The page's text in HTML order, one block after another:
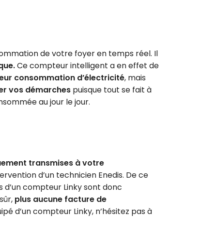
de votre foyer en temps réel. Il
Ce compteur intelligent a en effet de
consommation d’électricité, mais
vos démarches puisque tout se fait à
au jour le jour.
transmises à votre
d’un technicien Enedis. De ce
d’un compteur Linky sont donc
plus aucune facture de
d’un compteur Linky, n’hésitez pas à